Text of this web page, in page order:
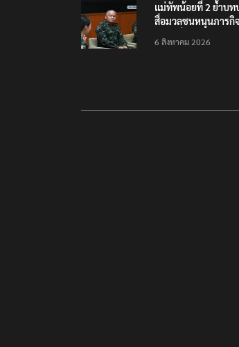
แม่ทัพน้อยที่ 2 ย้ำบท
สื่อมวลชนหนุนภารกิจ
6 สิงหาคม 2026